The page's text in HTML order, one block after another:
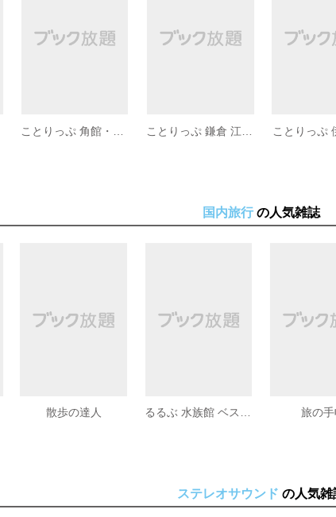
ことりっぷ 鎌倉 江ノ電 ことりっぷ
国内旅行の人気雑誌
散歩の達人 るるぶ 水族館 ベストセレクト 旅の
ステレオサウンド の人気雑